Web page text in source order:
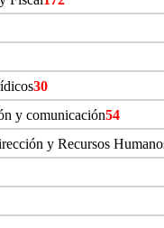
30
y comunicación54
y Recursos